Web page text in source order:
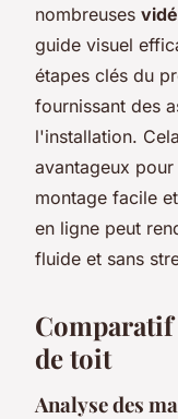
nombreuses
guide visuel
étapes clés du
fournissant des
l'installation.
avantageux
montage facile
en ligne peut
fluide et sans
Comparatif
de toit
Analyse des